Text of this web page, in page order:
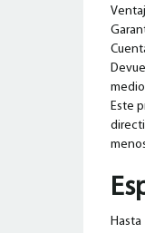
Este
Hasta